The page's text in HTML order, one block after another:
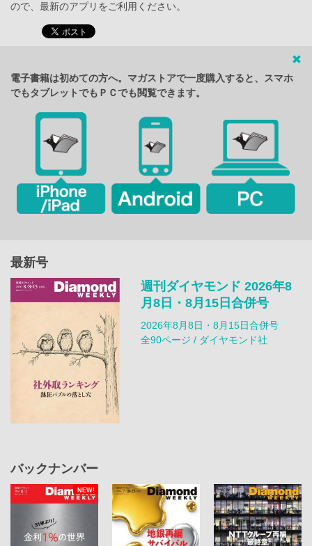
ので、最新のアプリをご利用ください。
電子書籍は初めての方へ。マガストアで一度購入すると、スマホ
でもタブレットでもＰＣでも閲覧できます。
最新号
週刊ダイヤモンド 2026年8
月8日・8月15日合併号
2026年8月8日・8月15日合併号
全90ページ / ダイヤモンド社
バックナンバー
NEW!